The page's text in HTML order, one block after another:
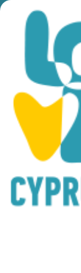
You are here:
Gastronomy
»
HAAGEN